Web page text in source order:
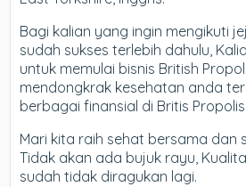
Bagi kalian yang ingin mengikuti
sudah sukses terlebih dahulu,
untuk memulai bisnis British
mendongkrak kesehatan anda
berbagai finansial di Britis Propolis.
Mari kita raih sehat bersama dan
Tidak akan ada bujuk rayu,
sudah tidak diragukan lagi.